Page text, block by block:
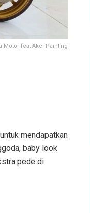
Motor feat Akel Painting
mendapatkan
baby look
pede di